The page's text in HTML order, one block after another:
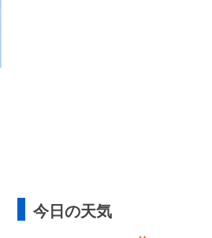
今日の天気